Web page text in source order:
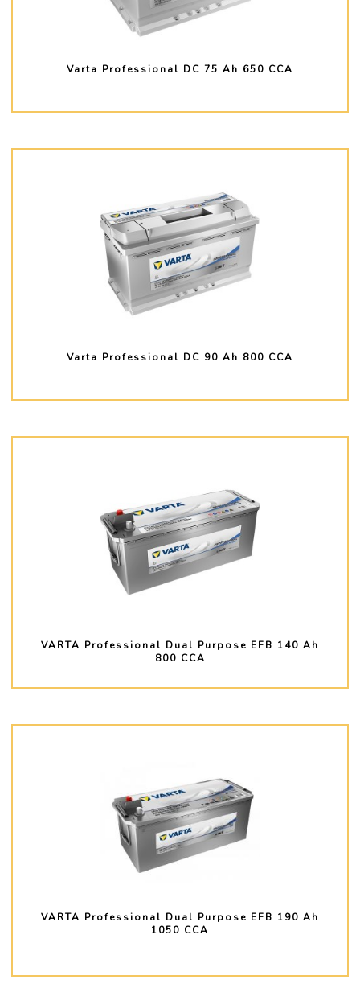
Varta Professional DC 75 Ah 650 CCA
Varta Professional DC 90 Ah 800 CCA
VARTA Professional Dual Purpose EFB 140 Ah
800 CCA
VARTA Professional Dual Purpose EFB 190 Ah
1050 CCA